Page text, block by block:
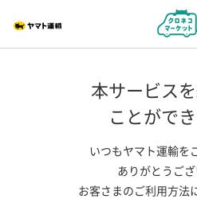
本サービス
ことがで
いつもヤマト運輸を
ありがとうござ
お客さまのご利用方法